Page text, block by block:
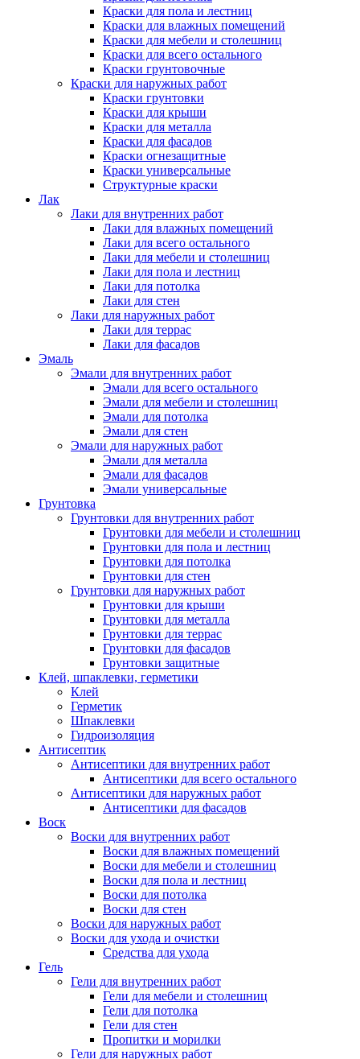
Краски для пола и лестниц
Краски для влажных помещений
Краски для мебели и столешниц
Краски для всего остального
Краски грунтовочные
Краски для наружных работ
Краски грунтовки
Краски для крыши
Краски для металла
Краски для фасадов
Краски огнезащитные
Краски универсальные
Структурные краски
Лак
Лаки для внутренних работ
Лаки для влажных помещений
Лаки для всего остального
Лаки для мебели и столешниц
Лаки для пола и лестниц
Лаки для потолка
Лаки для стен
Лаки для наружных работ
Лаки для террас
Лаки для фасадов
Эмаль
Эмали для внутренних работ
Эмали для всего остального
Эмали для мебели и столешниц
Эмали для потолка
Эмали для стен
Эмали для наружных работ
Эмали для металла
Эмали для фасадов
Эмали универсальные
Грунтовка
Грунтовки для внутренних работ
Грунтовки для мебели и столешниц
Грунтовки для пола и лестниц
Грунтовки для потолка
Грунтовки для стен
Грунтовки для наружных работ
Грунтовки для крыши
Грунтовки для металла
Грунтовки для террас
Грунтовки для фасадов
Грунтовки защитные
Клей, шпаклевки, герметики
Клей
Герметик
Шпаклевки
Гидроизоляция
Антисептик
Антисептики для внутренних работ
Антисептики для всего остального
Антисептики для наружных работ
Антисептики для фасадов
Воск
Воски для внутренних работ
Воски для влажных помещений
Воски для мебели и столешниц
Воски для пола и лестниц
Воски для потолка
Воски для стен
Воски для наружных работ
Воски для ухода и очистки
Средства для ухода
Гель
Гели для внутренних работ
Гели для мебели и столешниц
Гели для потолка
Гели для стен
Пропитки и морилки
Гели для наружных работ